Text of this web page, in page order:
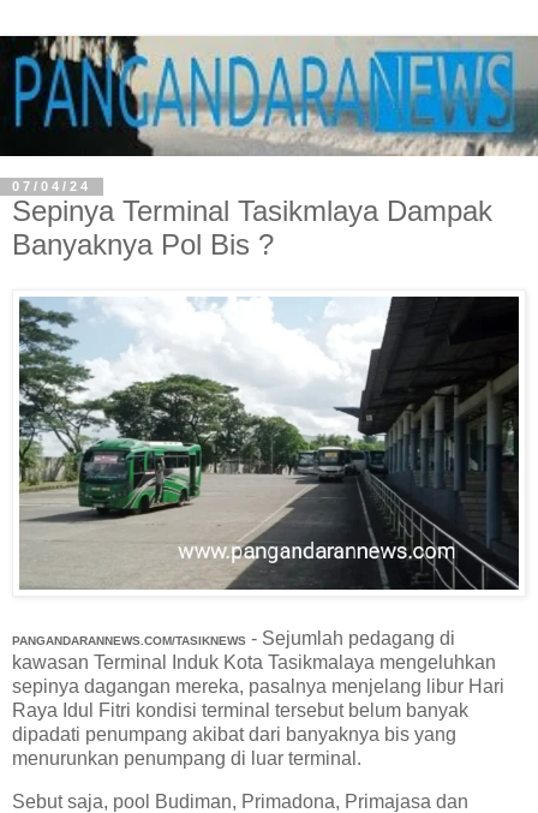
07/04/24
Sepinya Terminal Tasikmlaya Dampak
Banyaknya Pol Bis ?
PANGANDARANNEWS.COM/TASIKNEWS - Sejumlah pedagang di
kawasan Terminal Induk Kota Tasikmalaya mengeluhkan
sepinya dagangan mereka, pasalnya menjelang libur Hari
Raya Idul Fitri kondisi terminal tersebut belum banyak
dipadati penumpang akibat dari banyaknya bis yang
menurunkan penumpang di luar terminal.
Sebut saja, pool Budiman, Primadona, Primajasa dan